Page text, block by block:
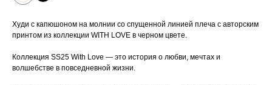
Худи с капюшоном на молнии со спущенной линией плеча с авторским
принтом из коллекции WITH LOVE в черном цвете.
Коллекция SS25 With Love — это история о любви, мечтах и
волшебстве в повседневной жизни.